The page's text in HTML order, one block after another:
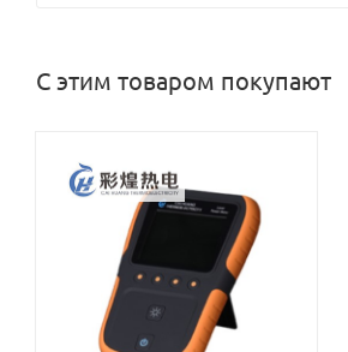
С этим товаром покупают